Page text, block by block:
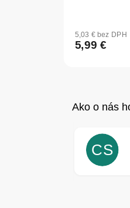
5,03 € bez DPH
5,99 €
CS